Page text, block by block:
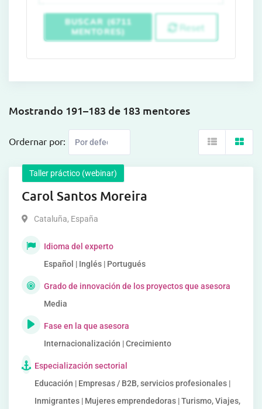
BUSCAR (6711
MENTORES)
Reset
Mostrando 191–183 de 183 mentores
Ordernar por:
Taller práctico (webinar)
Carol Santos Moreira
Cataluña, España
Idioma del experto
Español | Inglés | Portugués
Grado de innovación de los proyectos que asesora
Media
Fase en la que asesora
Internacionalización | Crecimiento
Especialización sectorial
Educación | Empresas / B2B, servicios profesionales |
Inmigrantes | Mujeres emprendedoras | Turismo, Viajes,